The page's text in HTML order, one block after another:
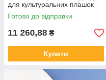
для культуральних плашок
(100 шт/пак)
Готово до відправки
11 260,88 ₴
Купити